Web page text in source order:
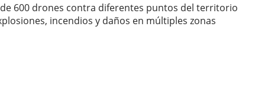
600 drones contra diferentes puntos del territorio
incendios y daños en múltiples zonas